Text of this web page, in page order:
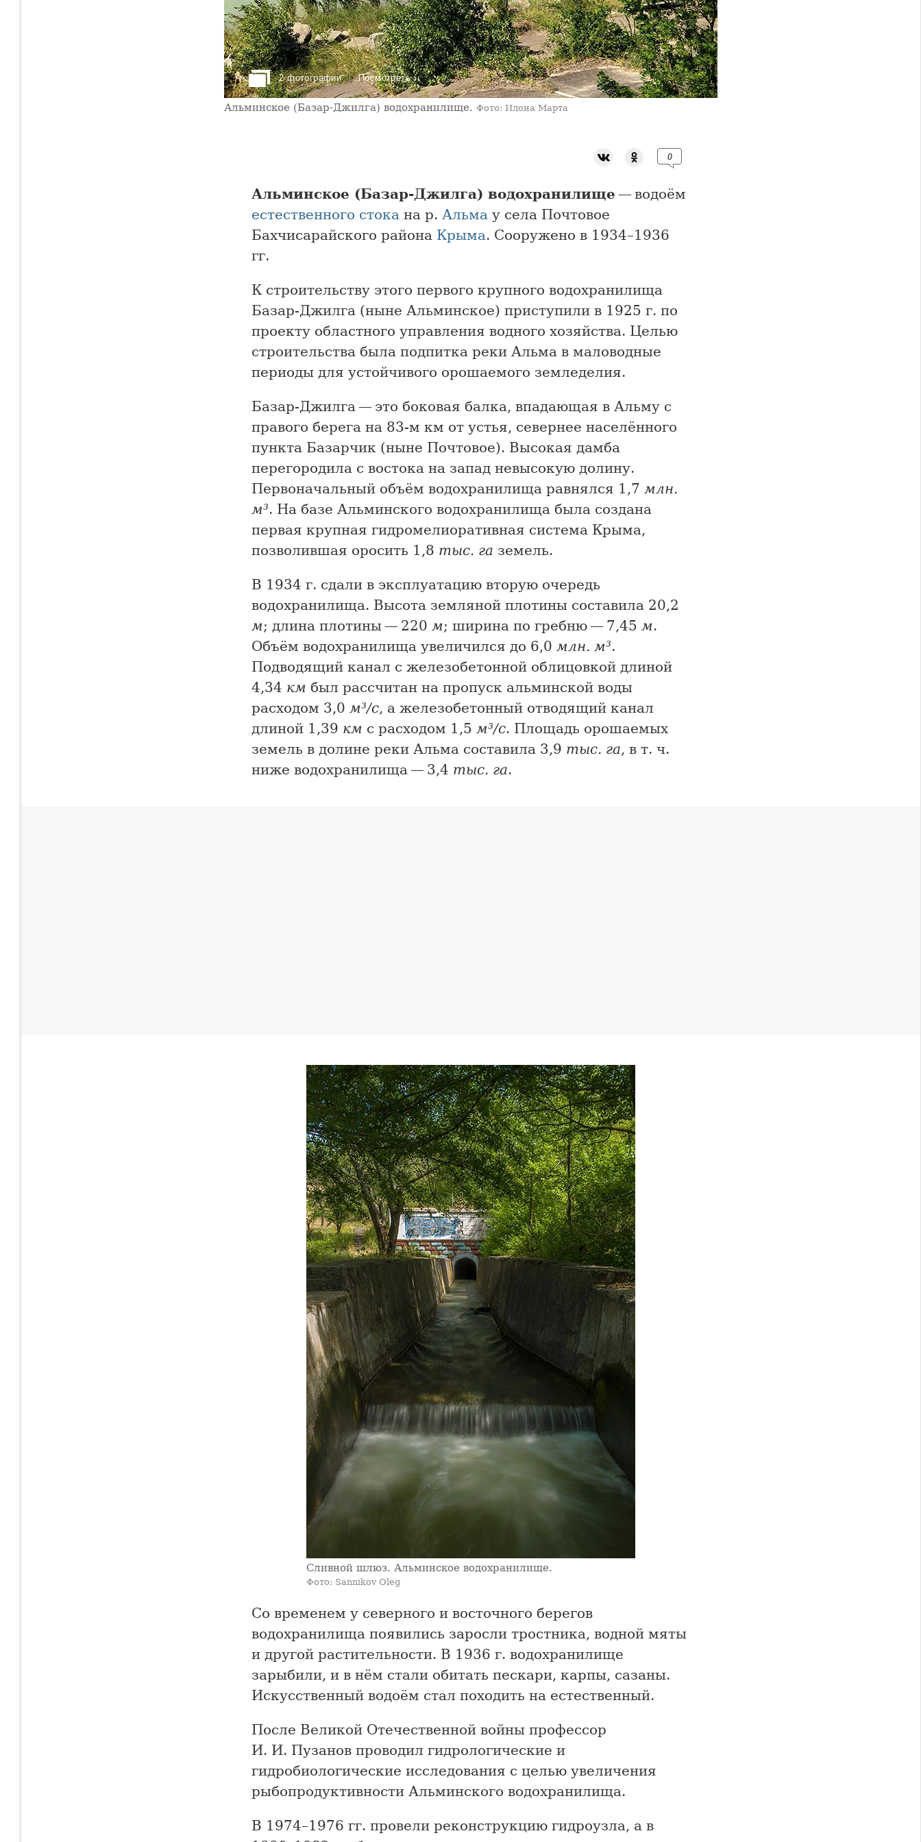
2 фотографии Посмотреть ›
Альминское (Базар-Джилга) водохранилище. Фото: Илона Марта
0
Альминское (Базар-Джилга) водохранилище — водоём
естественного стока на р. Альма у села Почтовое
Бахчисарайского района Крыма. Сооружено в 1934–1936
гг.
К строительству этого первого крупного водохранилища
Базар-Джилга (ныне Альминское) приступили в 1925 г. по
проекту областного управления водного хозяйства. Целью
строительства была подпитка реки Альма в маловодные
периоды для устойчивого орошаемого земледелия.
Базар-Джилга — это боковая балка, впадающая в Альму с
правого берега на 83-м км от устья, севернее населённого
пункта Базарчик (ныне Почтовое). Высокая дамба
перегородила с востока на запад невысокую долину.
Первоначальный объём водохранилища равнялся 1,7 млн.
м³. На базе Альминского водохранилища была создана
первая крупная гидромелиоративная система Крыма,
позволившая оросить 1,8 тыс. га земель.
В 1934 г. сдали в эксплуатацию вторую очередь
водохранилища. Высота земляной плотины составила 20,2
м; длина плотины — 220 м; ширина по гребню — 7,45 м.
Объём водохранилища увеличился до 6,0 млн. м³.
Подводящий канал с железобетонной облицовкой длиной
4,34 км был рассчитан на пропуск альминской воды
расходом 3,0 м³/с, а железобетонный отводящий канал
длиной 1,39 км с расходом 1,5 м³/с. Площадь орошаемых
земель в долине реки Альма составила 3,9 тыс. га, в т. ч.
ниже водохранилища — 3,4 тыс. га.
Сливной шлюз. Альминское водохранилище.
Фото: Sannikov Oleg
Со временем у северного и восточного берегов
водохранилища появились заросли тростника, водной мяты
и другой растительности. В 1936 г. водохранилище
зарыбили, и в нём стали обитать пескари, карпы, сазаны.
Искусственный водоём стал походить на естественный.
После Великой Отечественной войны профессор
И. И. Пузанов проводил гидрологические и
гидробиологические исследования с целью увеличения
рыбопродуктивности Альминского водохранилища.
В 1974–1976 гг. провели реконструкцию гидроузла, а в